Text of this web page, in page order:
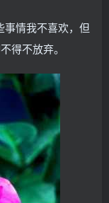
事情我不喜欢，但
得不放弃。